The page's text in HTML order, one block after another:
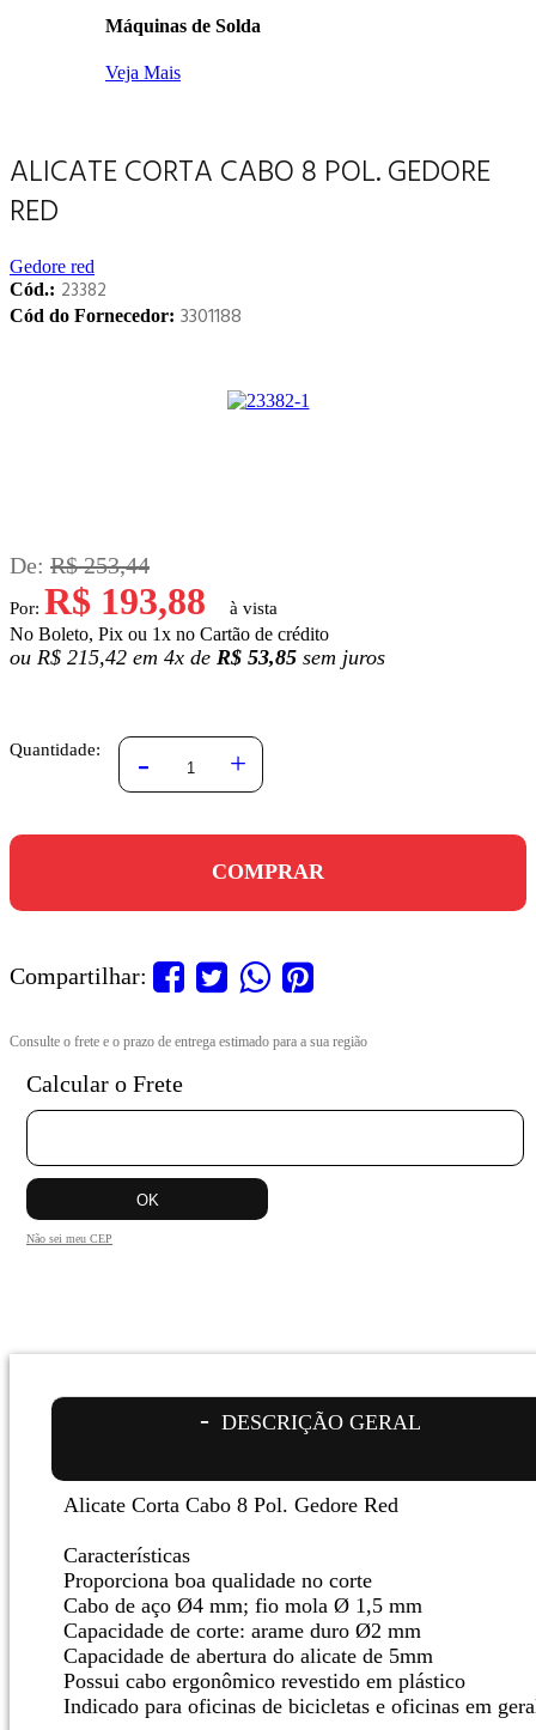
Máquinas de Solda
Veja Mais
ALICATE CORTA CABO 8 POL. GEDORE
RED
Gedore red
Cód.: 23382
Cód do Fornecedor: 3301188
De: R$ 253,44
Por: R$ 193,88
No Boleto, Pix ou 1x no Cartão de crédito
ou R$ 215,42 em 4x de R$ 53,85 sem juros
Quantidade: - +
COMPRAR
Compartilhar:
Calcular o Frete
Não sei meu CEP
DESCRIÇÃO GERAL
Alicate Corta Cabo 8 Pol. Gedore Red
Características
Proporciona boa qualidade no corte
Cabo de aço Ø4 mm; fio mola Ø 1,5 mm
Capacidade de corte: arame duro Ø2 mm
Capacidade de abertura do alicate de 5mm
Possui cabo ergonômico revestido em plástico
Indicado para oficinas de bicicletas e oficinas em